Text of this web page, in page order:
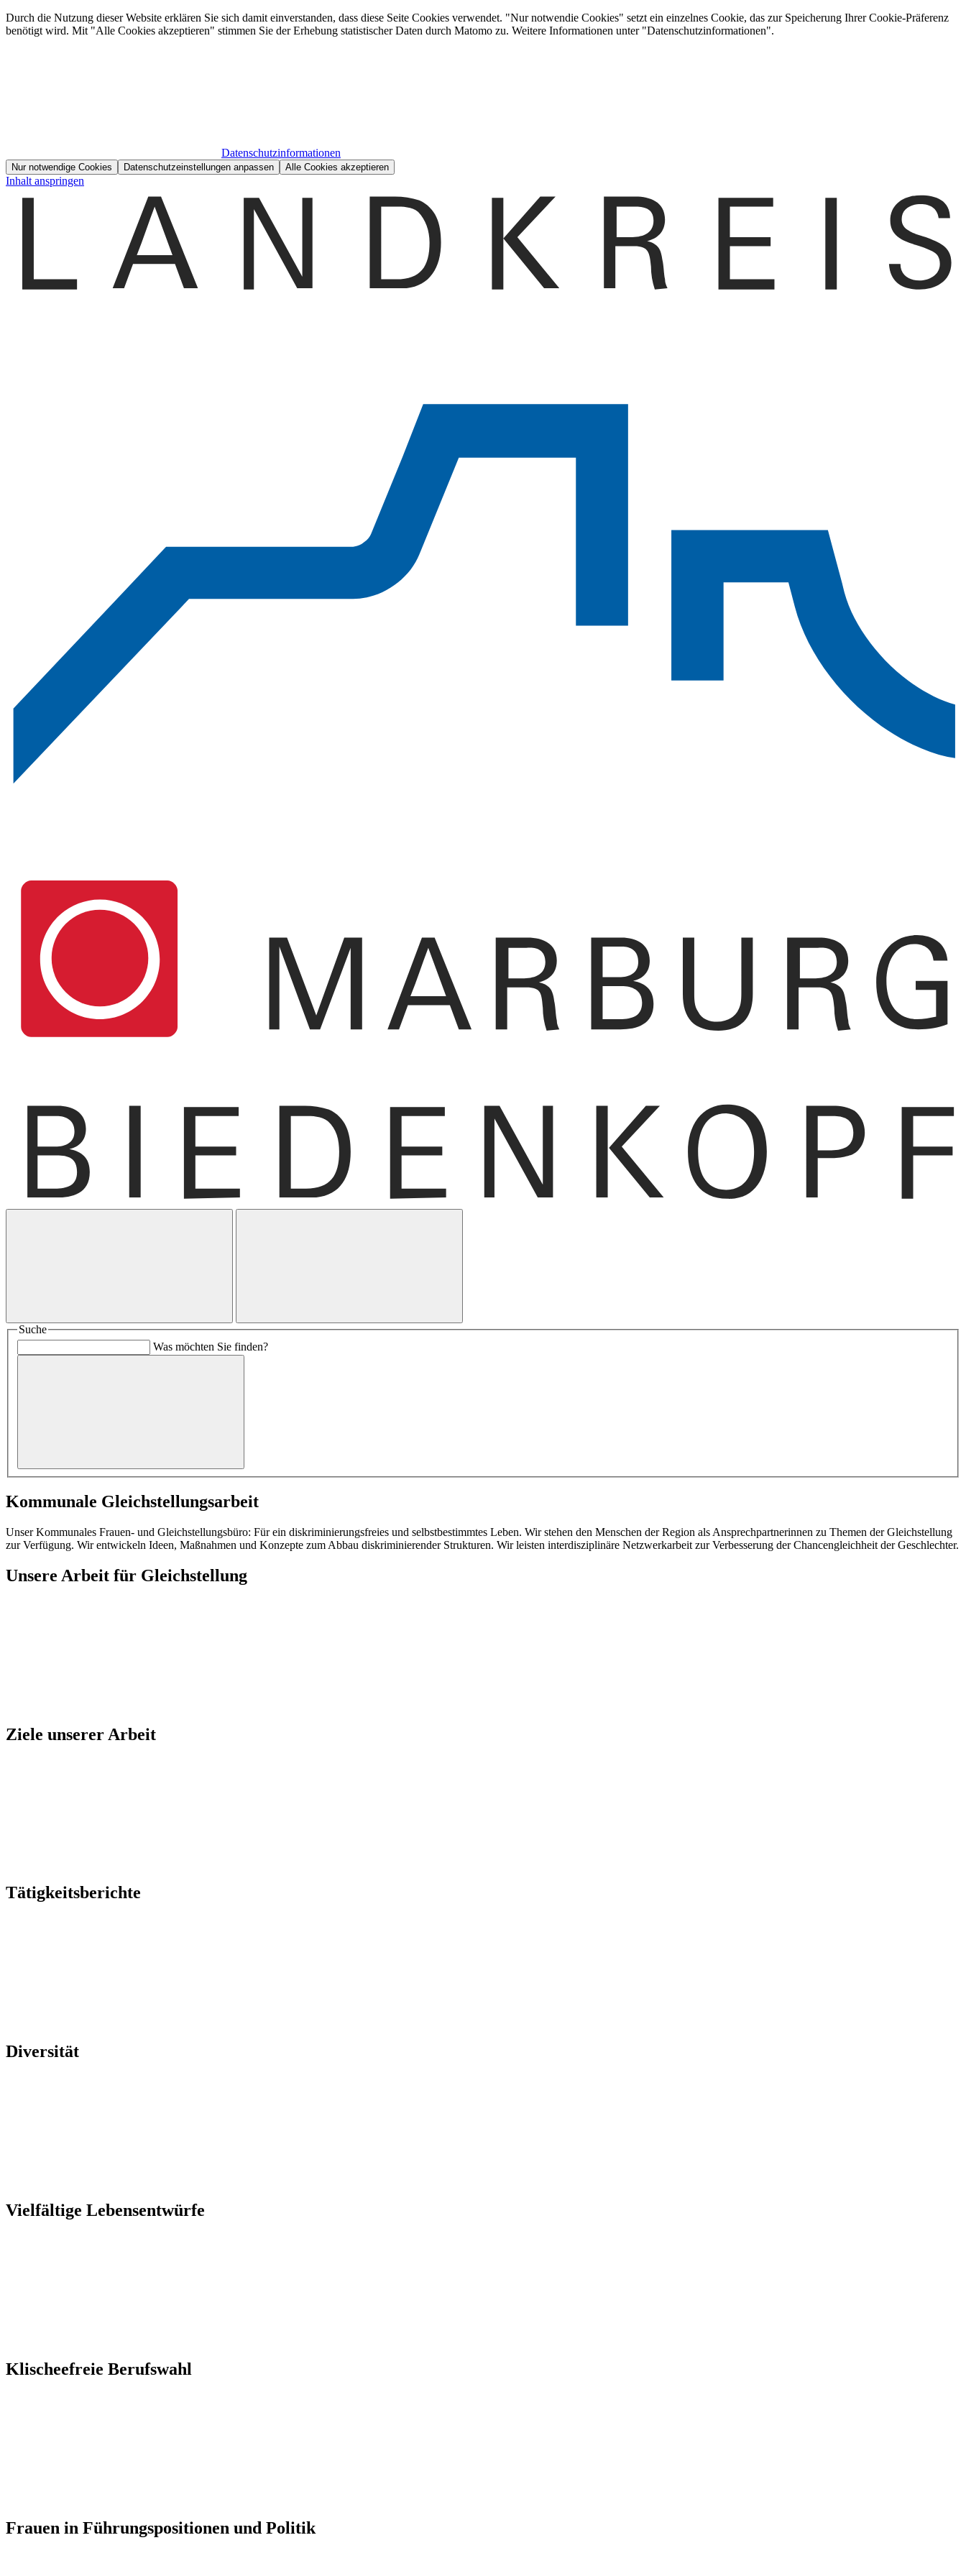
Durch die Nutzung dieser Website erklären Sie sich damit einverstanden, dass diese Seite Cookies verwendet. "Nur notwendie Cookies" setzt ein einzelnes Cookie, das zur Speicherung Ihrer Cookie-Präferenz
benötigt wird. Mit "Alle Cookies akzeptieren" stimmen Sie der Erhebung statistischer Daten durch Matomo zu. Weitere Informationen unter "Datenschutzinformationen".
Datenschutzinformationen
Nur notwendige Cookies Datenschutzeinstellungen anpassen Alle Cookies akzeptieren
Inhalt anspringen
Suche
Was möchten Sie finden?
Kommunale Gleichstellungsarbeit
Unser Kommunales Frauen- und Gleichstellungsbüro: Für ein diskriminierungsfreies und selbstbestimmtes Leben. Wir stehen den Menschen der Region als Ansprechpartnerinnen zu Themen der Gleichstellung
zur Verfügung. Wir entwickeln Ideen, Maßnahmen und Konzepte zum Abbau diskriminierender Strukturen. Wir leisten interdisziplinäre Netzwerkarbeit zur Verbesserung der Chancengleichheit der Geschlechter.
Unsere Arbeit für Gleichstellung
Ziele unserer Arbeit
Tätigkeitsberichte
Diversität
Vielfältige Lebensentwürfe
Klischeefreie Berufswahl
Frauen in Führungspositionen und Politik